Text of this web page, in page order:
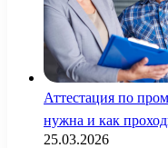
Аттестация по
нужна и как
25.03.2026